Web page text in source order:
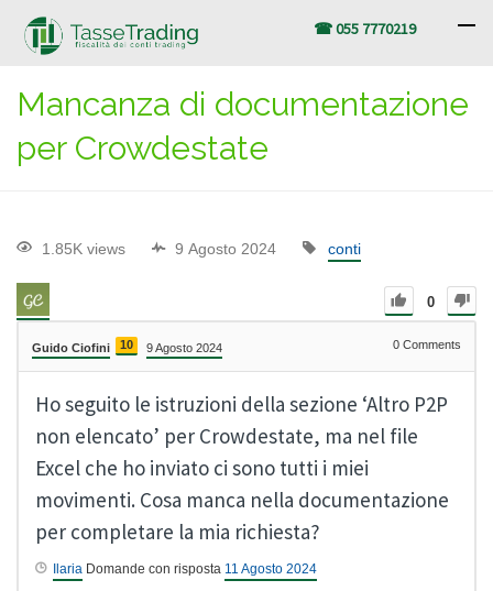
☎ 055 7770219
Mancanza di documentazione
per Crowdestate
1.85K views 9 Agosto 2024 conti
0
Guido Ciofini 10 9 Agosto 2024 0 Comments
Ho seguito le istruzioni della sezione ‘Altro P2P
non elencato’ per Crowdestate, ma nel file
Excel che ho inviato ci sono tutti i miei
movimenti. Cosa manca nella documentazione
per completare la mia richiesta?
Ilaria Domande con risposta 11 Agosto 2024